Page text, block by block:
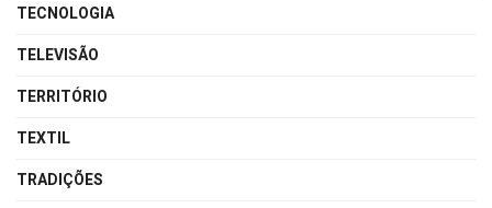
TECNOLOGIA
TELEVISÃO
TERRITÓRIO
TEXTIL
TRADIÇÕES